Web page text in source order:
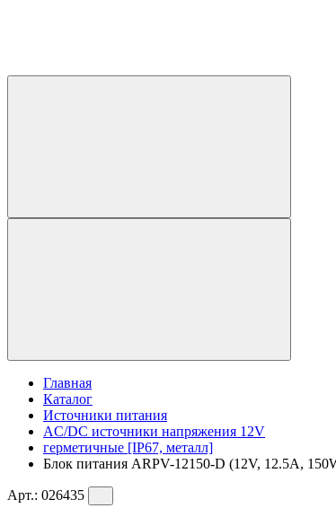
Главная
Каталог
Источники питания
AC/DC источники напряжения 12V
герметичные [IP67, металл]
Блок питания ARPV-12150-D (12V, 12.5A,
Арт.: 026435